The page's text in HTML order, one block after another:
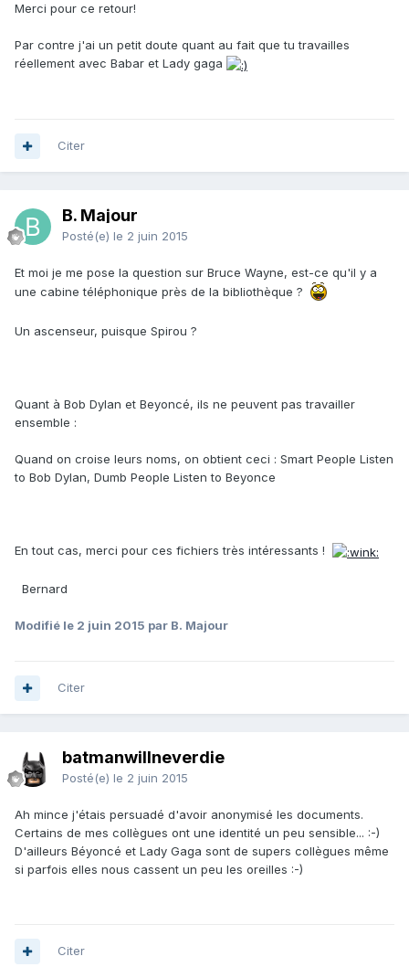
Merci pour ce retour!
Par contre j'ai un petit doute quant au fait que tu travailles
réellement avec Babar et Lady gaga
Citer
B. Majour
Posté(e) le 2 juin 2015
Et moi je me pose la question sur Bruce Wayne, est-ce qu'il y a
une cabine téléphonique près de la bibliothèque ?
Un ascenseur, puisque Spirou ?
Quant à Bob Dylan et Beyoncé, ils ne peuvent pas travailler
ensemble :
Quand on croise leurs noms, on obtient ceci : Smart People Listen
to Bob Dylan, Dumb People Listen to Beyonce
En tout cas, merci pour ces fichiers très intéressants !
Bernard
Modifié le 2 juin 2015 par B. Majour
Citer
batmanwillneverdie
Posté(e) le 2 juin 2015
Ah mince j'étais persuadé d'avoir anonymisé les documents.
Certains de mes collègues ont une identité un peu sensible... :-)
D'ailleurs Béyoncé et Lady Gaga sont de supers collègues même
si parfois elles nous cassent un peu les oreilles :-)
Citer